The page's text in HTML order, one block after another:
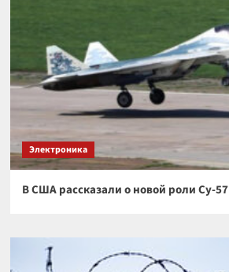
Электроника
В США рассказали о новой роли Су-57